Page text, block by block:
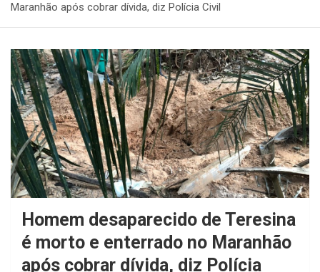
Maranhão após cobrar dívida, diz Polícia Civil
Homem desaparecido de Teresina
é morto e enterrado no Maranhão
após cobrar dívida, diz Polícia